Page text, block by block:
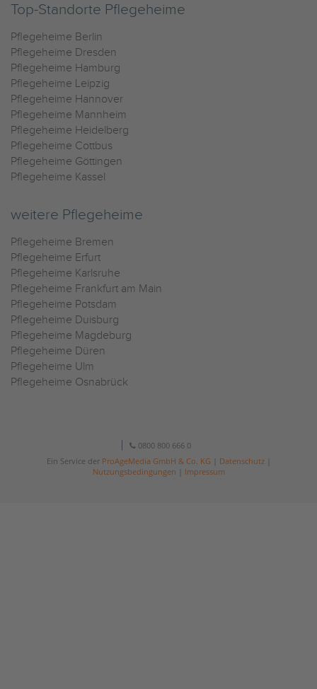
Top-Standorte Pflegeheime
Pflegeheime Berlin
Pflegeheime Dresden
Pflegeheime Hamburg
Pflegeheime Leipzig
Pflegeheime Hannover
Pflegeheime Mannheim
Pflegeheime Heidelberg
Pflegeheime Cottbus
Pflegeheime Göttingen
Pflegeheime Kassel
weitere Pflegeheime
Pflegeheime Bremen
Pflegeheime Erfurt
Pflegeheime Karlsruhe
Pflegeheime Frankfurt am Main
Pflegeheime Potsdam
Pflegeheime Duisburg
Pflegeheime Magdeburg
Pflegeheime Düren
Pflegeheime Ulm
Pflegeheime Osnabrück
0800 800 666 0
Ein Service der ProAgeMedia GmbH & Co. KG Datenschutz|
Nutzungsbedingungen
Impressum